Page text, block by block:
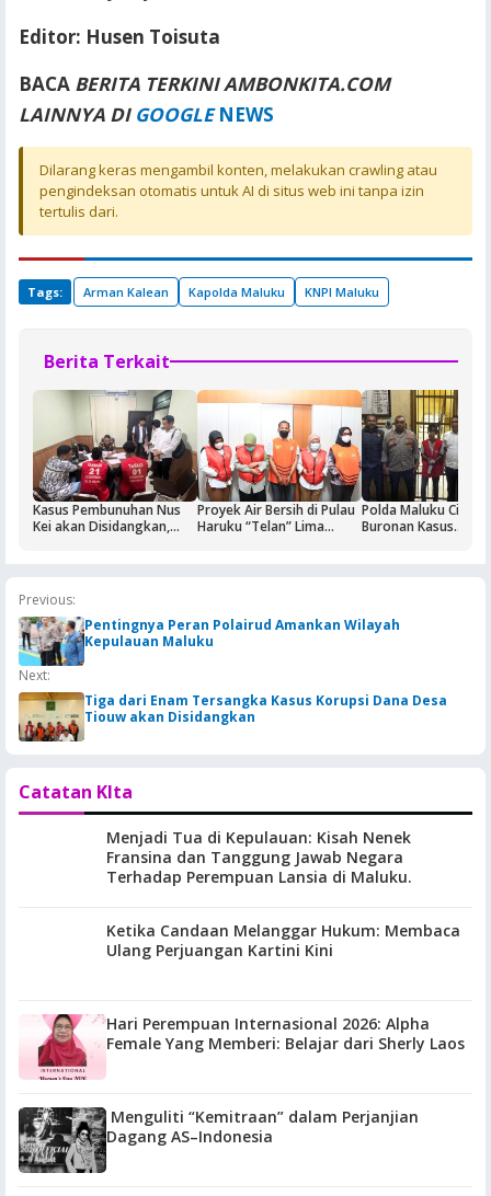
Editor: Husen Toisuta
BACA BERITA TERKINI AMBONKITA.COM
LAINNYA DI GOOGLE NEWS
Dilarang keras mengambil konten, melakukan crawling atau
pengindeksan otomatis untuk AI di situs web ini tanpa izin
tertulis dari.
Tags: Arman Kalean Kapolda Maluku KNPI Maluku
Berita Terkait
Kasus Pembunuhan Nus
Kei akan Disidangkan,
Proyek Air Bersih di Pulau
Haruku “Telan” Lima
Polda Maluku Ciduk
Buronan Kasus
Previous:
Pentingnya Peran Polairud Amankan Wilayah
Kepulauan Maluku
Next:
Tiga dari Enam Tersangka Kasus Korupsi Dana Desa
Tiouw akan Disidangkan
Catatan KIta
Menjadi Tua di Kepulauan: Kisah Nenek
Fransina dan Tanggung Jawab Negara
Terhadap Perempuan Lansia di Maluku.
Ketika Candaan Melanggar Hukum: Membaca
Ulang Perjuangan Kartini Kini
Hari Perempuan Internasional 2026: Alpha
Female Yang Memberi: Belajar dari Sherly Laos
Menguliti “Kemitraan” dalam Perjanjian
Dagang AS–Indonesia